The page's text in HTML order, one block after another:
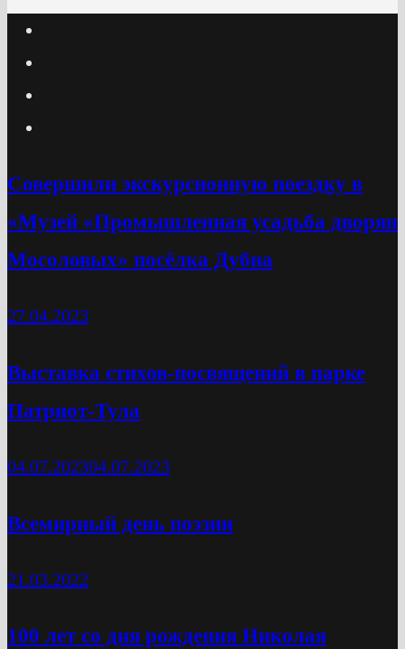
Cовершили экскурсионную поездку в
«Музей «Промышленная усадьба дворян
Мосоловых» посёлка Дубна
27.04.2023
Выставка стихов-посвящений в парке
Патриот-Тула
04.07.202304.07.2023
Всемирный день поэзии
21.03.2022
100 лет со дня рождения Николая